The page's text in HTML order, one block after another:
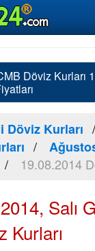
Döviz Kurları
Döviz Kurları
19.08.2014
Salı
Kurları